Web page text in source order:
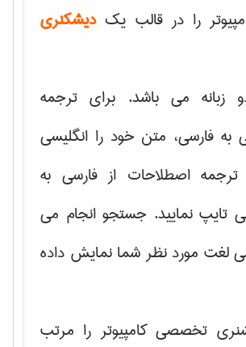
را در قالب یکدیشکنری
می باشد. برای ترجمه
به فارسی، متن خود را انگلیسی
اصطلاحات از فارسی به
تایپ نمایید. جستجو انجام می
لغت مورد نظر شما نمایش داده
تخصصی کامپیوتر را مرتب